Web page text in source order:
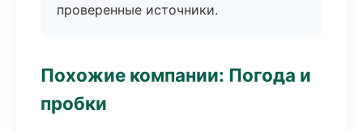
проверенные источники.
Похожие компании: Погода и
пробки